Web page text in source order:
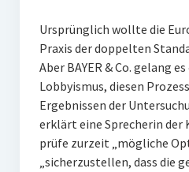
Ursprünglich wollte die
Praxis der doppelten
Aber BAYER & Co. gelang
Lobbyismus, diesen
Ergebnissen der
erklärt eine Sprecherin der
prüfe zurzeit „mögliche
„sicherzustellen, dass die